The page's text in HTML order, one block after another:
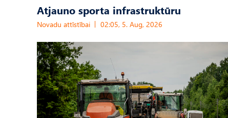
Atjauno sporta infrastruktūru
Novadu attīstībai 02:05, 5. Aug, 2026